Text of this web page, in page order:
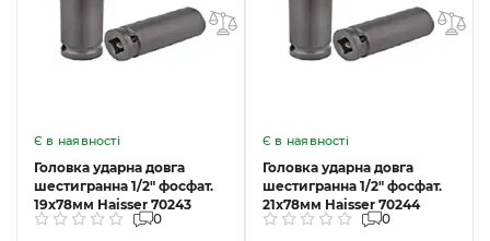
Є в наявності
Головка ударна довга
шестигранна 1/2" фосфат.
19x78мм Haisser 70243
0
Є в наявності
Головка ударна довга
шестигранна 1/2" фосфат.
21x78мм Haisser 70244
0